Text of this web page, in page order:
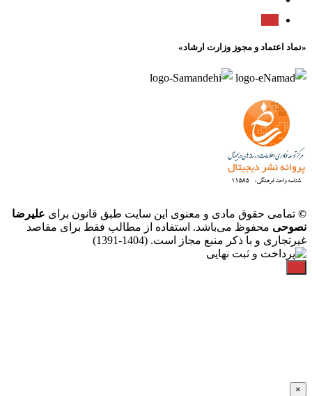
«نماد اعتماد و مجوز وزارت ارشاد»
© تمامی حقوق مادی و معنوی این سایت طبق قانون برای علیرضا
نصوحی محفوظ می‌باشد. استفاده از مطالب فقط برای مقاصد
غیرتجاری و با ذکر منبع مجاز است. (1404-1391)
×